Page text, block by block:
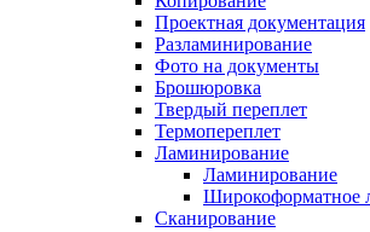
Проектная документация
Разламинирование
Фото на документы
Брошюровка
Твердый переплет
Термопереплет
Ламинирование
Ламинирование
Широкоформатное
Сканирование